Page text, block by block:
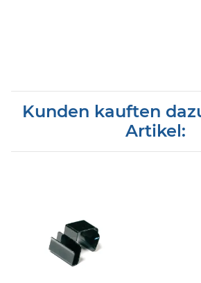
Kunden kauften
Artikel: